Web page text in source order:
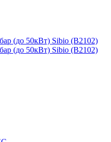
(до 50кВт) Sibio (B2102)
(до 50кВт) Sibio (B2102)